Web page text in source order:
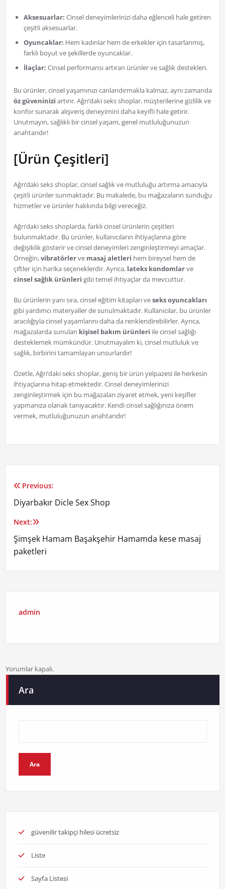
Aksesuarlar: Cinsel deneyimlerinizi daha eğlenceli hale getiren
çeşitli aksesuarlar.
Oyuncaklar: Hem kadınlar hem de erkekler için tasarlanmış,
farklı boyut ve şekillerde oyuncaklar.
İlaçlar: Cinsel performansı artıran ürünler ve sağlık destekleri.
Bu ürünler, cinsel yaşamınızı canlandırmakla kalmaz, aynı zamanda
öz güveninizi artırır. Ağrı’daki seks shoplar, müşterilerine gizlilik ve
konfor sunarak alışveriş deneyimini daha keyifli hale getirir.
Unutmayın, sağlıklı bir cinsel yaşam, genel mutluluğunuzun
anahtarıdır!
[Ürün Çeşitleri]
Ağrı’daki seks shoplar, cinsel sağlık ve mutluluğu artırma amacıyla
çeşitli ürünler sunmaktadır. Bu makalede, bu mağazaların sunduğu
hizmetler ve ürünler hakkında bilgi vereceğiz.
Ağrı’daki seks shoplarda, farklı cinsel ürünlerin çeşitleri
bulunmaktadır. Bu ürünler, kullanıcıların ihtiyaçlarına göre
değişiklik gösterir ve cinsel deneyimleri zenginleştirmeyi amaçlar.
Örneğin,vibratörlerve masaj aletleri hem bireysel hem de
çiftler için harika seçeneklerdir. Ayrıca, lateks kondomlarve
cinsel sağlık ürünleri gibi temel ihtiyaçlar da mevcuttur.
Bu ürünlerin yanı sıra, cinsel eğitim kitapları veseks oyuncakları
gibi yardımcı materyaller de sunulmaktadır. Kullanıcılar, bu ürünler
aracılığıyla cinsel yaşamlarını daha da renklendirebilirler. Ayrıca,
mağazalarda sunulan kişisel bakım ürünleri ile cinsel sağlığı
desteklemek mümkündür. Unutmayalım ki, cinsel mutluluk ve
sağlık, birbirini tamamlayan unsurlardır!
Özetle, Ağrı’daki seks shoplar, geniş bir ürün yelpazesi ile herkesin
ihtiyaçlarına hitap etmektedir. Cinsel deneyimlerinizi
zenginleştirmek için bu mağazaları ziyaret etmek, yeni keşifler
yapmanıza olanak tanıyacaktır. Kendi cinsel sağlığınıza önem
vermek, mutluluğunuzun anahtarıdır!
Yazı
gezinmesi
Previous:
Diyarbakır Dicle Sex Shop
Next:
Şimşek Hamam Başakşehir Hamamda kese masaj
paketleri
admin
Yorumlar kapalı.
Ara
Ara
güvenilir takipçi hilesi ücretsiz
Liste
Sayfa Listesi